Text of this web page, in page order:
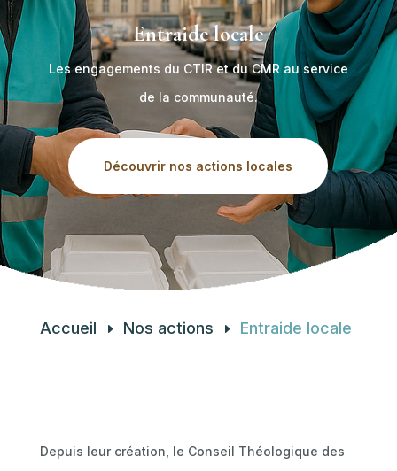
Entraide locale
Les engagements du CTIR et du CMR au service
de la communauté.
Découvrir nos actions locales
Accueil Nos actions Entraide locale
Depuis leur création, le Conseil Théologique des